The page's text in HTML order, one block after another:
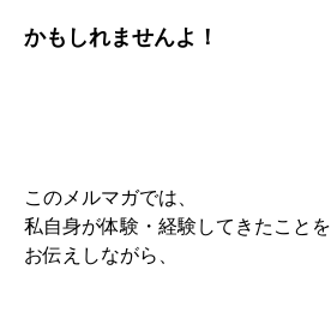
かもしれませんよ！
このメルマガでは、
私自身が体験・経験してきたことを
お伝えしながら、